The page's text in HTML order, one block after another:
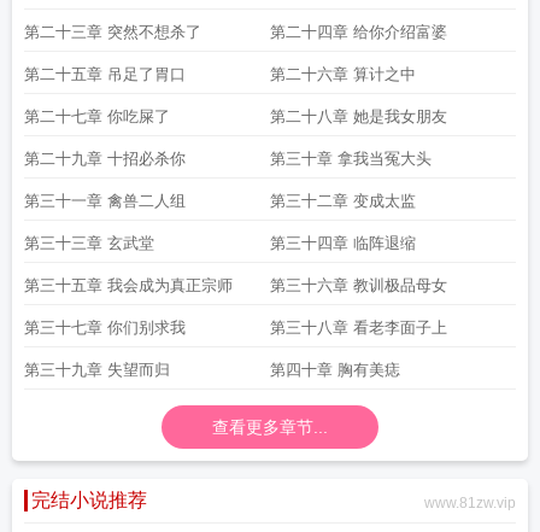
第二十三章 突然不想杀了 第二十四章 给你介绍富婆
第二十五章 吊足了胃口 第二十六章 算计之中
第二十七章 你吃屎了 第二十八章 她是我女朋友
第二十九章 十招必杀你 第三十章 拿我当冤大头
第三十一章 禽兽二人组 第三十二章 变成太监
第三十三章 玄武堂 第三十四章 临阵退缩
第三十五章 我会成为真正宗师 第三十六章 教训极品母女
第三十七章 你们别求我 第三十八章 看老李面子上
第三十九章 失望而归 第四十章 胸有美痣
查看更多章节...
完结小说推荐 www.81zw.vip